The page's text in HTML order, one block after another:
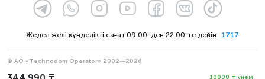
10000 ₸ үнем
1717
Жедел желі күнделікті сағат 09:00-ден 22:00-ге дейін
© АО «Technodom Operator» 2002—2026
Біз қабылдаймыз: